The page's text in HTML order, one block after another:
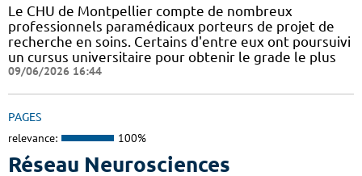
Le CHU de Montpellier compte de nombreux
professionnels paramédicaux porteurs de projet de
recherche en soins. Certains d'entre eux ont poursuivi
un cursus universitaire pour obtenir le grade le plus
09/06/2026 16:44
PAGES
relevance: 100%
Réseau Neurosciences